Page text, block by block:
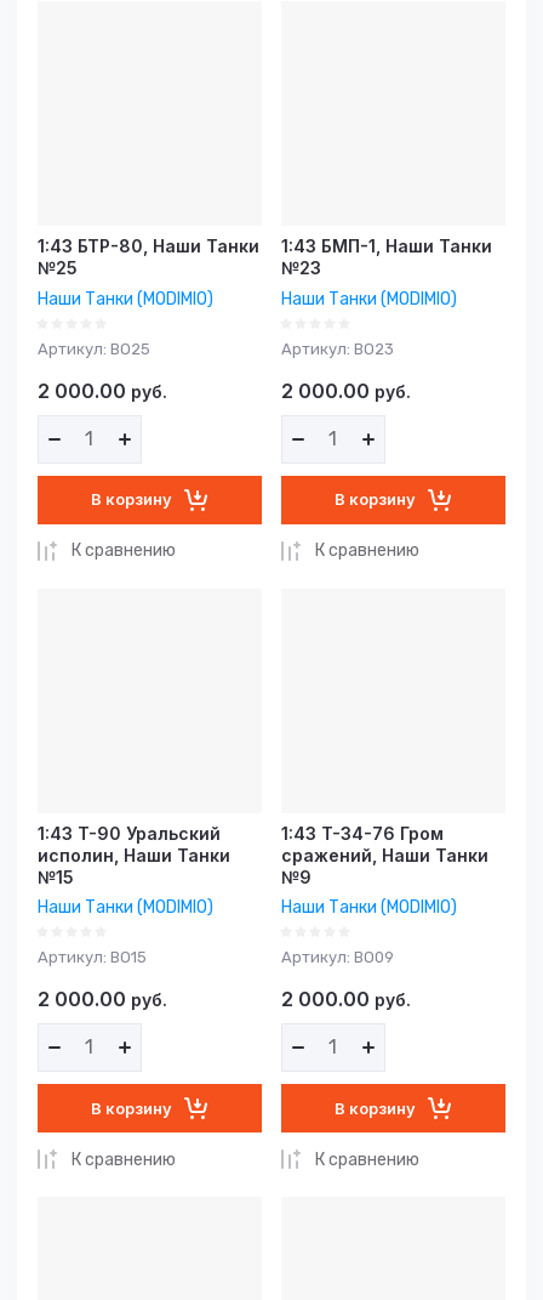
1:43 БТР-80, Наши Танки
№25
Наши Танки (MODIMIO)
Артикул: BO25
2 000.00 руб.
В корзину
К сравнению
1:43 БМП-1, Наши Танки
№23
Наши Танки (MODIMIO)
Артикул: BO23
2 000.00 руб.
В корзину
К сравнению
1:43 T-90 Уральский
исполин, Наши Танки
№15
Наши Танки (MODIMIO)
Артикул: BO15
2 000.00 руб.
В корзину
К сравнению
1:43 T-34-76 Гром
сражений, Наши Танки
№9
Наши Танки (MODIMIO)
Артикул: BO09
2 000.00 руб.
В корзину
К сравнению